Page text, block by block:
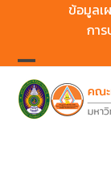
ข้อมูลเ
กา
Open
mobile
Close
mobile